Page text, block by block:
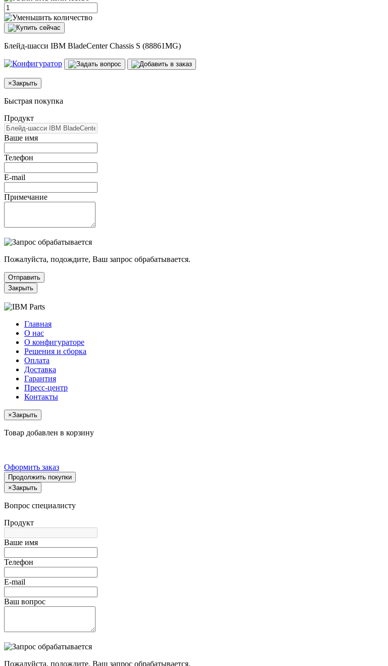
Блейд-шасси IBM BladeCenter Chassis S (88861MG)
×Закрыть
Быстрая покупка
Продукт
Ваше имя
Телефон
E-mail
Примечание
Пожалуйста, подождите, Ваш запрос обрабатывается.
Отправить
Закрыть
Главная
О нас
О конфигураторе
Решения и сборка
Оплата
Доставка
Гарантия
Пресс-центр
Контакты
×Закрыть
Товар добавлен в корзину
Оформить заказ
Продолжить покупки
×Закрыть
Вопрос специалисту
Продукт
Ваше имя
Телефон
E-mail
Ваш вопрос
Пожалуйста, подождите, Ваш запрос обрабатывается.